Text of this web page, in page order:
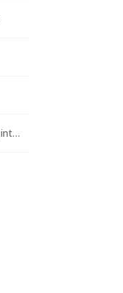
Funderinger over sparebanker i æraen med kunstig intelligens